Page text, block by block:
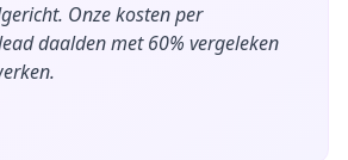
Onze kosten per
daalden met 60% vergeleken